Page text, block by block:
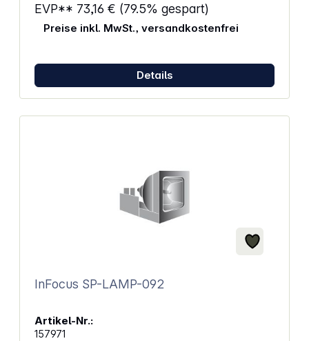
EVP** 73,16 € (79.5% gespart)
Preise inkl. MwSt., versandkostenfrei
Details
InFocus SP-LAMP-092
Artikel-Nr.:
157971